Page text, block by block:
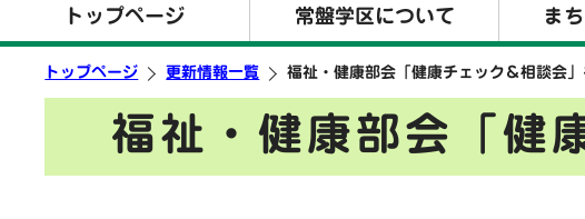
トップページ 常盤学区について ま
トップページ 更新情報一覧 福祉・健康部会「健康チェック＆相談会
福祉・健康部会「健